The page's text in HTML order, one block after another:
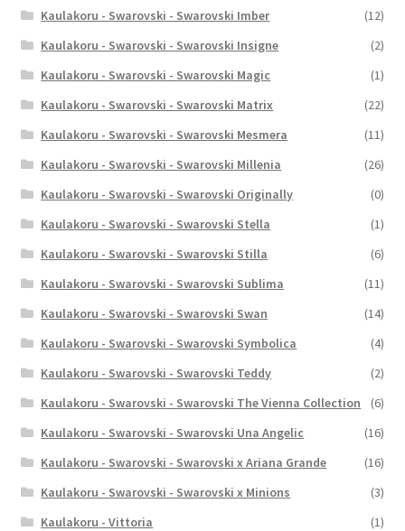
Kaulakoru - Swarovski - Swarovski Imber
(12)
Kaulakoru - Swarovski - Swarovski Insigne
(2)
Kaulakoru - Swarovski - Swarovski Magic
(1)
Kaulakoru - Swarovski - Swarovski Matrix
(22)
Kaulakoru - Swarovski - Swarovski Mesmera
(11)
Kaulakoru - Swarovski - Swarovski Millenia
(26)
Kaulakoru - Swarovski - Swarovski Originally
(0)
Kaulakoru - Swarovski - Swarovski Stella
(1)
Kaulakoru - Swarovski - Swarovski Stilla
(6)
Kaulakoru - Swarovski - Swarovski Sublima
(11)
Kaulakoru - Swarovski - Swarovski Swan
(14)
Kaulakoru - Swarovski - Swarovski Symbolica
(4)
Kaulakoru - Swarovski - Swarovski Teddy
(2)
Kaulakoru - Swarovski - Swarovski The Vienna Collection
(6)
Kaulakoru - Swarovski - Swarovski Una Angelic
(16)
Kaulakoru - Swarovski - Swarovski x Ariana Grande
(16)
Kaulakoru - Swarovski - Swarovski x Minions
(3)
Kaulakoru - Vittoria
(1)